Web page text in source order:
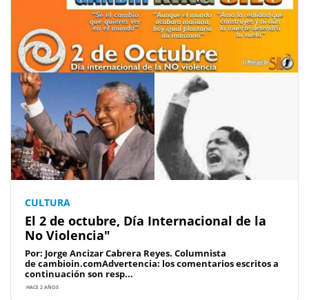
CULTURA
El 2 de octubre, Día Internacional de la
No Violencia"
Por: Jorge Ancizar Cabrera Reyes. Columnista
de cambioin.comAdvertencia: los comentarios escritos a
continuación son resp...
HACE 2 AÑOS